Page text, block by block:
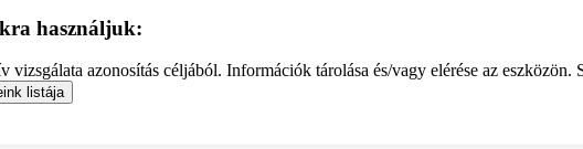
használjuk:
azonosítás céljából. Információk tárolása és/vagy elérése az eszközön.
listája